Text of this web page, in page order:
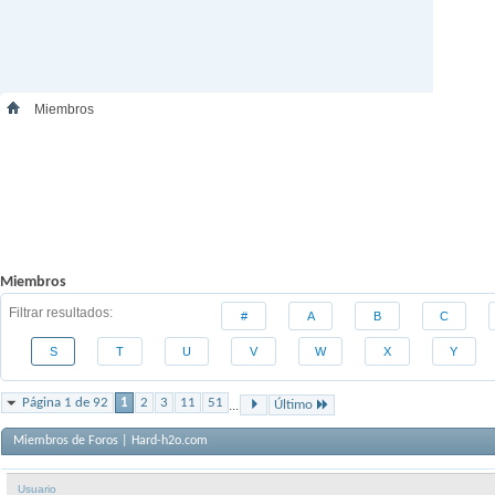
Miembros
Miembros
Filtrar resultados # A B C
S T U V W X Y
Página 1 de 92 1 2 3 11 51 ... Último
Miembros de Foros | Hard-h2o.com
Usuario